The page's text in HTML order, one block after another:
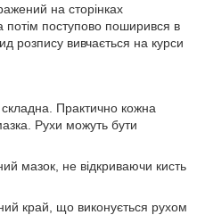
на сторінках
потім поступово поширився в
розпису вивчається на курси
складна. Практично кожна
Рухи можуть бути
мазок, не відкриваючи кисть
край, що виконується рухом